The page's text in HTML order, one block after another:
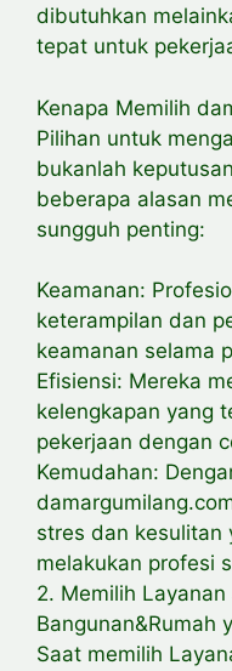
dibutuhkan
tepat untuk
Kenapa Memilih
Pilihan untuk
bukanlah
beberapa alasan
sungguh penting:
Keamanan:
keterampilan dan
keamanan selama
Efisiensi: Mereka
kelengkapan yang
pekerjaan dengan
Kemudahan:
stres dan kesulitan
melakukan profesi
2. Memilih
Bangunan&Rumah
Saat memilih